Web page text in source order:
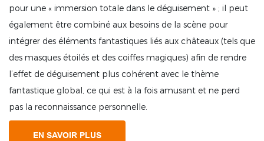
pour une « immersion totale dans le déguisement » ; il peut
également être combiné aux besoins de la scène pour
intégrer des éléments fantastiques liés aux châteaux (tels que
des masques étoilés et des coiffes magiques) afin de rendre
l’effet de déguisement plus cohérent avec le thème
fantastique global, ce qui est à la fois amusant et ne perd
pas la reconnaissance personnelle.
EN SAVOIR PLUS